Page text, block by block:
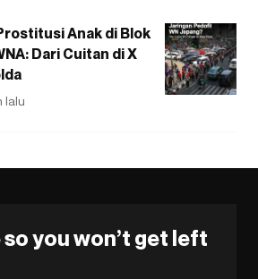
Anak di Blok
Dari Cuitan di X
lalu
you won’t get left